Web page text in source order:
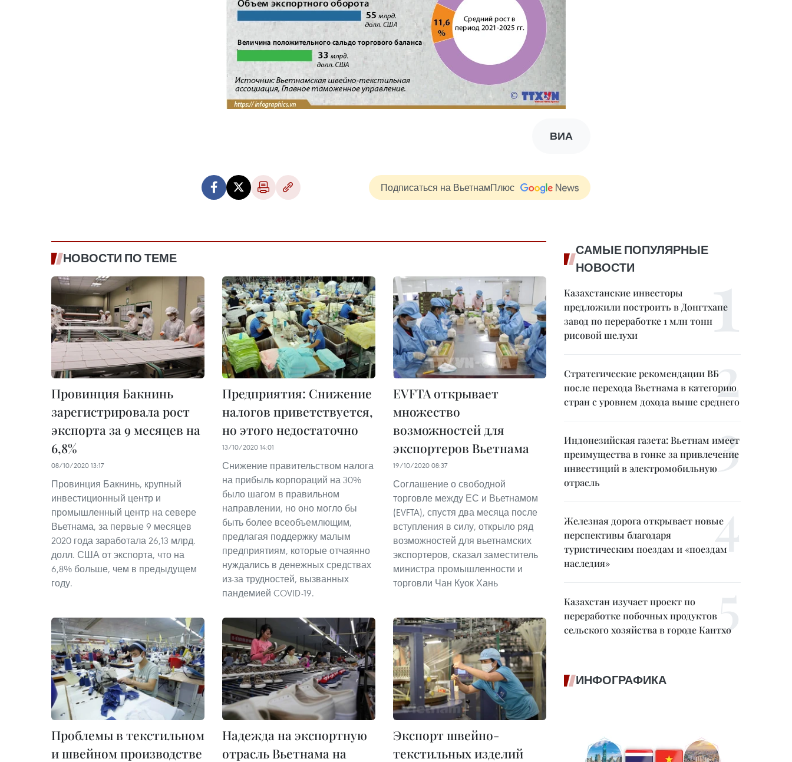
ВИА
Подписаться на ВьетнамПлюс
НОВОСТИ ПО ТЕМЕ
Провинция Бакнинь
зарегистрировала рост
экспорта за 9 месяцев на
6,8%
08/10/2020 13:17
Провинция Бакнинь, крупный
инвестиционный центр и
промышленный центр на севере
Вьетнама, за первые 9 месяцев
2020 года заработала 26,13 млрд.
долл. США от экспорта, что на
6,8% больше, чем в предыдущем
году.
Предприятия: Снижение
налогов приветствуется,
но этого недостаточно
13/10/2020 14:01
Снижение правительством налога
на прибыль корпораций на 30%
было шагом в правильном
направлении, но оно могло бы
быть более всеобъемлющим,
предлагая поддержку малым
предприятиям, которые отчаянно
нуждались в денежных средствах
из-за трудностей, вызванных
пандемией COVID-19.
EVFTA открывает
множество
возможностей для
экспортеров Вьетнама
19/10/2020 08:37
Соглашение о свободной
торговле между ЕС и Вьетнамом
(EVFTA), спустя два месяца после
вступления в силу, открыло ряд
возможностей для вьетнамских
экспортеров, сказал заместитель
министра промышленности и
торговли Чан Куок Хань
Проблемы в текстильном
и швейном производстве
Надежда на экспортную
отрасль Вьетнама на
Экспорт швейно-
текстильных изделий
САМЫЕ ПОПУЛЯРНЫЕ
НОВОСТИ
Казахстанские инвесторы
предложили построить в Донгтхапе
завод по переработке 1 млн тонн
рисовой шелухи
Стратегические рекомендации ВБ
после перехода Вьетнама в категорию
стран с уровнем дохода выше среднего
Индонезийская газета: Вьетнам имеет
преимущества в гонке за привлечение
инвестиций в электромобильную
отрасль
Железная дорога открывает новые
перспективы благодаря
туристическим поездам и «поездам
наследия»
Казахстан изучает проект по
переработке побочных продуктов
сельского хозяйства в городе Кантхо
ИНФОГРАФИКА